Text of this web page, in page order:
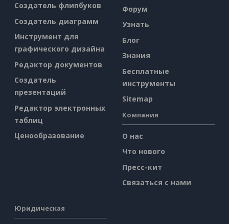
Создатель флипбуков
Создатель диаграмм
Инструмент для
графического дизайна
Редактор документов
Создатель
презентаций
Редактор электронных
таблиц
Ценообразование
Форум
Узнать
Блог
Знания
Бесплатные
инструменты
Sitemap
Компания
О нас
Что нового
Пресс-кит
Связаться с нами
Юридическая